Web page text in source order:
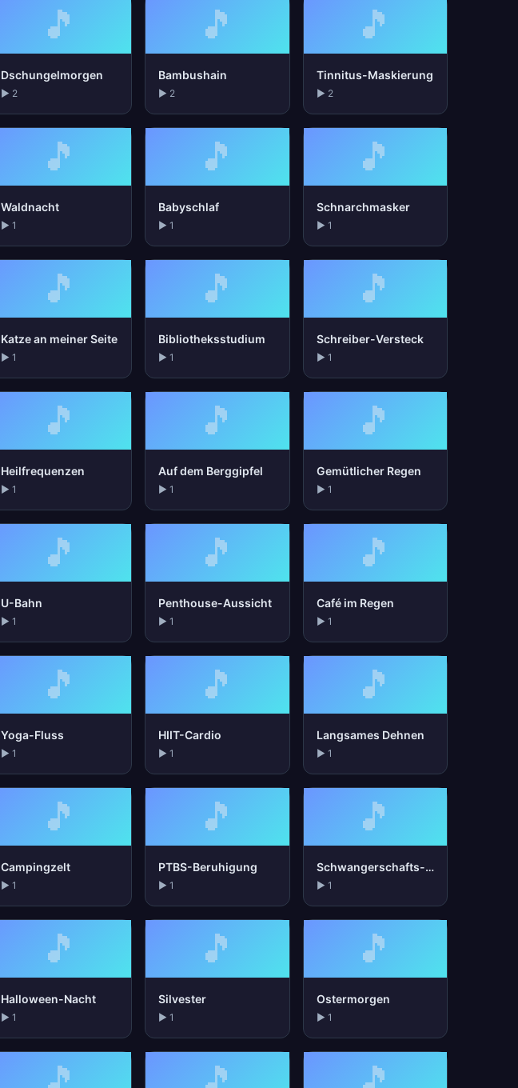
🎵
Dschungelmorgen
▶ 2
🎵
Bambushain
▶ 2
🎵
Tinnitus-Maskierung
▶ 2
🎵
Waldnacht
▶ 1
🎵
Babyschlaf
▶ 1
🎵
Schnarchmasker
▶ 1
🎵
Katze an meiner Seite
▶ 1
🎵
Bibliotheksstudium
▶ 1
🎵
Schreiber-Versteck
▶ 1
🎵
Heilfrequenzen
▶ 1
🎵
Auf dem Berggipfel
▶ 1
🎵
Gemütlicher Regen
▶ 1
🎵
U-Bahn
▶ 1
🎵
Penthouse-Aussicht
▶ 1
🎵
Café im Regen
▶ 1
🎵
Yoga-Fluss
▶ 1
🎵
HIIT-Cardio
▶ 1
🎵
Langsames Dehnen
▶ 1
🎵
Campingzelt
▶ 1
🎵
PTBS-Beruhigung
▶ 1
🎵
Schwangerschafts-Entspannung
▶ 1
🎵
Halloween-Nacht
▶ 1
🎵
Silvester
▶ 1
🎵
Ostermorgen
▶ 1